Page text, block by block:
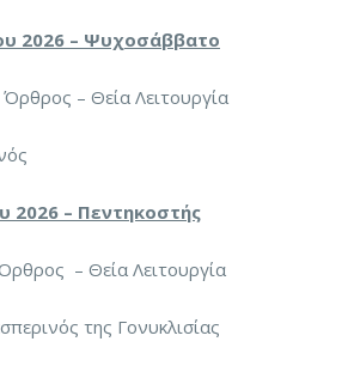
2026 – Ψυχοσάββατο
– Θεία Λειτουργία
2026 – Πεντηκοστής
– Θεία Λειτουργία
της Γονυκλισίας